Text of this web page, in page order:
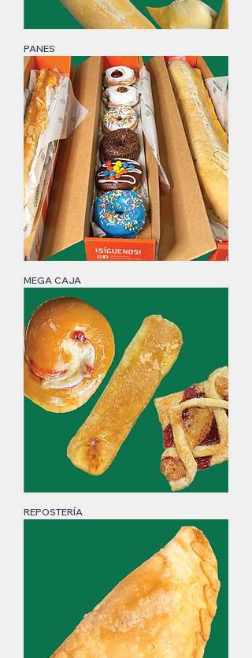
PANES
MEGA CAJA
REPOSTERÍA